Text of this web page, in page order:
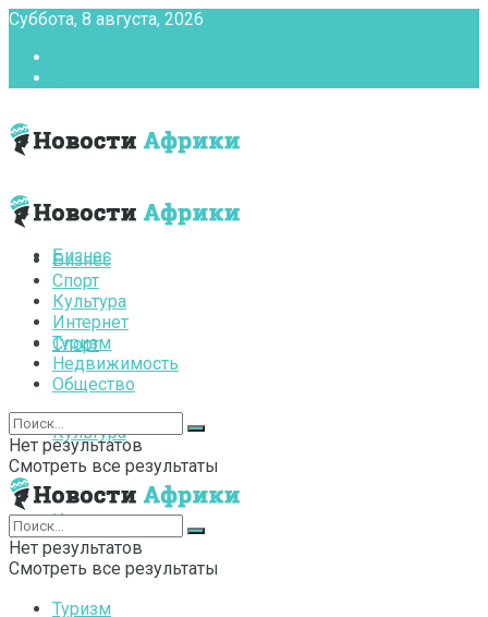
Суббота, 8 августа, 2026
Бизнес
Спорт
Культура
Интернет
Туризм
Бизнес
Спорт
Культура
Интернет
Туризм
Недвижимость
Общество
Нет результатов
Смотреть все результаты
Нет результатов
Смотреть все результаты